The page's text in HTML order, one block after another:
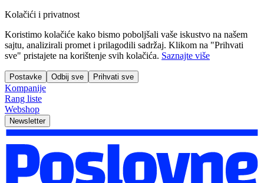
Kolačići i privatnost
Koristimo kolačiće kako bismo poboljšali vaše iskustvo na našem
sajtu, analizirali promet i prilagodili sadržaj. Klikom na "Prihvati
sve" pristajete na korištenje svih kolačića. Saznajte više
Postavke Odbij sve Prihvati sve
Kompanije
Rang liste
Webshop
Newsletter